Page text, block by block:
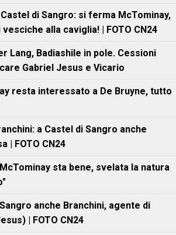
di Sangro: si ferma McTominay,
alla caviglia! | FOTO CN24
Lang, Badiashile in pole. Cessioni
Gabriel Jesus e Vicario
resta interessato a De Bruyne, tutto
a Castel di Sangro anche
| FOTO CN24
sta bene, svelata la natura
anche Branchini, agente di
| FOTO CN24